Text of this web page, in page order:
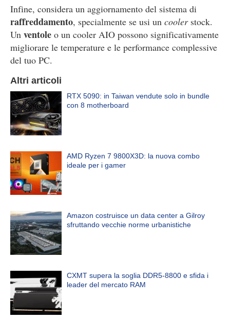
Infine, considera un aggiornamento del sistema di
raffreddamento, specialmente se usi un coolerstock.
Un ventole o un cooler AIO possono significativamente
migliorare le temperature e le performance complessive
del tuo PC.
Altri articoli
RTX 5090: in Taiwan vendute solo in bundle
con 8 motherboard
AMD Ryzen 7 9800X3D: la nuova combo
ideale per i gamer
Amazon costruisce un data center a Gilroy
sfruttando vecchie norme urbanistiche
CXMT supera la soglia DDR5-8800 e sfida i
leader del mercato RAM